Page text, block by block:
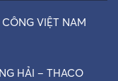
VIỆT NAM
HẢI – THACO